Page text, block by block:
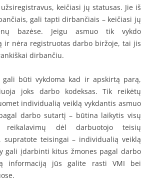
keičiasi jų statusas. Jie iš
gali tapti dirbančiais – keičiasi jų
bazėse. Jeigu asmuo tik vykdo
ir nėra registruotas darbo biržoje, tai jis
dirbančiu.
gali būti vykdoma kad ir apskirtą parą,
joks darbo kodeksas. Tik reikėtų
individualią veiklą vykdantis asmuo
darbo sutartį – būtina laikytis visų
reikalavimų dėl darbuotojo teisių
supratote teisingai – individualią veiklą
gali įdarbinti kitus žmones pagal darbo
informaciją jūs galite rasti VMI bei